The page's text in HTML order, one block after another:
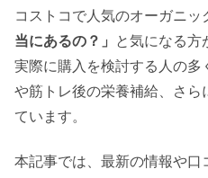
コストコで人気のオーガニッ
当にあるの？」
と気になる方
実際に購入を検討する人の多
や筋トレ後の栄養補給、さら
ています。
本記事では、最新の情報や口